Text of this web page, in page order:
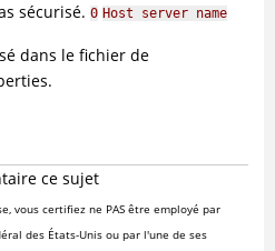
sécurisé. 0 Host server name
dans le fichier de
ce sujet
vous certifiez ne PAS être employé par
des États-Unis ou par l'une de ses